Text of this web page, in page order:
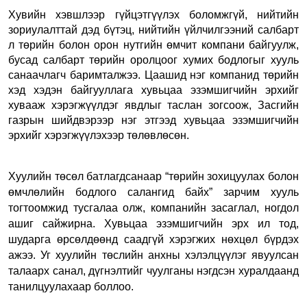
Хувийн хэвшлээр гүйцэтгүүлэх боломжгүй, нийтийн
зориулалттай дэд бүтэц, нийтийн үйлчилгээний салбарт
л төрийн болон орон нутгийн өмчит компани байгуулж,
бусад салбарт төрийн оролцоог хумих бодлогыг хууль
санаачлагч баримталжээ. Цаашид нэг компанид төрийн
хэд хэдэн байгууллага хувьцаа эзэмшигчийн эрхийг
хувааж хэрэгжүүлдэг явдлыг таслан зогсоож, Засгийн
газрын шийдвэрээр нэг этгээд хувьцаа эзэмшигчийн
эрхийг хэрэгжүүлэхээр төлөвлөсөн.
Хуулийн төсөл батлагдсанаар “төрийн зохицуулах болон
өмчлөлийн бодлого салангид байх” зарчим хууль
тогтоомжид тусгалаа олж, компанийн засаглал, ногдол
ашиг сайжирна. Хувьцаа эзэмшигчийн эрх ил тод,
шударга өрсөлдөөнд саадгүй хэрэгжих нөхцөл бүрдэх
ажээ. Уг хуулийн төслийн анхны хэлэлцүүлэг явуулсан
талаарх санал, дүгнэлтийг чуулганы нэгдсэн хуралдаанд
танилцуулахаар боллоо.